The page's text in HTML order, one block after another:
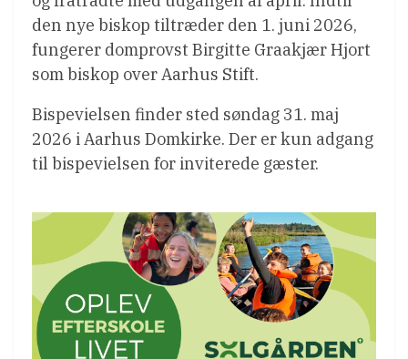
den nye biskop tiltræder den 1. juni 2026,
fungerer domprovst Birgitte Graakjær Hjort
som biskop over Aarhus Stift.
Bispevielsen finder sted søndag 31. maj
2026 i Aarhus Domkirke. Der er kun adgang
til bispevielsen for inviterede gæster.